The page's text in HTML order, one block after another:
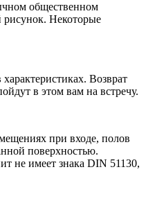
общественном
рисунок. Некоторые
Возврат
в этом вам на встречу.
при входе, полов
поверхностью.
не имеет знака DIN 51130,